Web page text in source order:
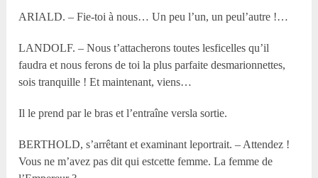
ARIALD. – Fie-toi à nous… Un peu l’un, un peul’autre !…
LANDOLF. – Nous t’attacherons toutes lesficelles qu’il
faudra et nous ferons de toi la plus parfaite desmarionnettes,
sois tranquille ! Et maintenant, viens…
Il le prend par le bras et l’entraîne versla sortie.
BERTHOLD, s’arrêtant et examinant leportrait. – Attendez !
Vous ne m’avez pas dit qui estcette femme. La femme de